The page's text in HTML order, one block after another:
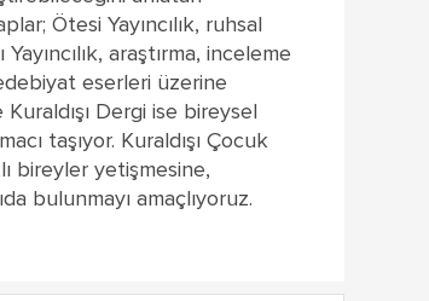
Ötesi Yayıncılık, ruhsal
araştırma, inceleme
eserleri üzerine
Dergi ise bireysel
taşıyor. Kuraldışı Çocuk
bireyler yetişmesine,
bulunmayı amaçlıyoruz.